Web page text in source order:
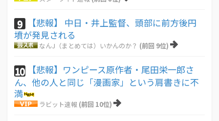
9
【悲報】 中日・井上監督、頭部に前方後円
墳が発見される
なんJ（まとめては）いかんのか？ (前回 9位)
10
【悲報】ワンピース原作者・尾田栄一郎さ
ん、他の人と同じ「漫画家」という肩書きに不
満
ラビット速報 (前回 10位)